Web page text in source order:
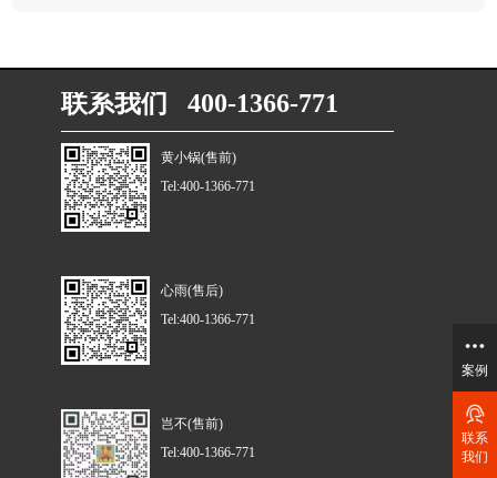
联系我们 400-1366-771
黄小锅(售前)
Tel:400-1366-771
心雨(售后)
Tel:400-1366-771
岂不(售前)
Tel:400-1366-771
案例
联系
我们